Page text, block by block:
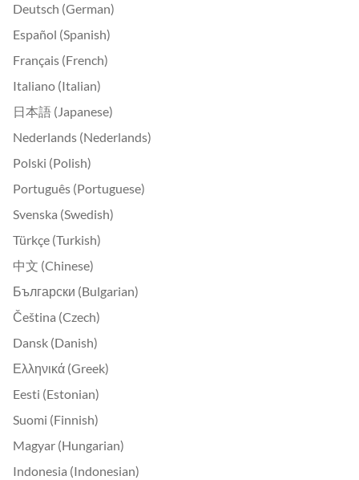
Deutsch (German)
Español (Spanish)
Français (French)
Italiano (Italian)
日本語 (Japanese)
Nederlands (Nederlands)
Polski (Polish)
Português (Portuguese)
Svenska (Swedish)
Türkçe (Turkish)
中文 (Chinese)
Български (Bulgarian)
Čeština (Czech)
Dansk (Danish)
Ελληνικά (Greek)
Eesti (Estonian)
Suomi (Finnish)
Magyar (Hungarian)
Indonesia (Indonesian)